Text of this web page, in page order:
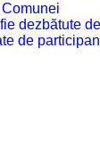
dezbătute
de